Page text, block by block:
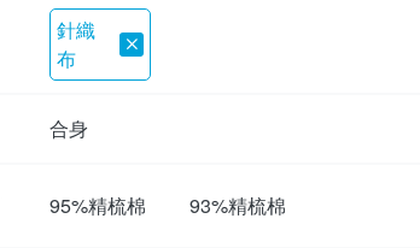
針織
布
合身
95%精梳棉 93%精梳棉